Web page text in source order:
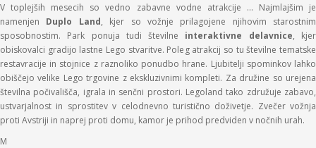
V toplejših mesecih so vedno zabavne vodne atrakcije … Najmlajšim je
namenjen Duplo Land, kjer so vožnje prilagojene njihovim starostnim
sposobnostim. Park ponuja tudi številne interaktivne delavnice, kjer
obiskovalci gradijo lastne Lego stvaritve. Poleg atrakcij so tu številne tematske
restavracije in stojnice z raznoliko ponudbo hrane. Ljubitelji spominkov lahko
obiščejo velike Lego trgovine z ekskluzivnimi kompleti. Za družine so urejena
številna počivališča, igrala in senčni prostori. Legoland tako združuje zabavo,
ustvarjalnost in sprostitev v celodnevno turistično doživetje. Zvečer vožnja
proti Avstriji in naprej proti domu, kamor je prihod predviden v nočnih urah.
M